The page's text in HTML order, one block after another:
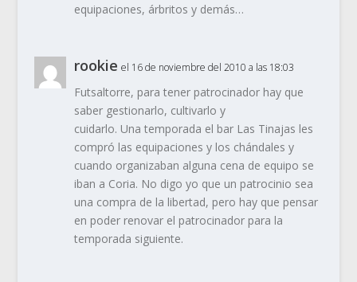
equipaciones, árbritos y demás…
rookie el 16 de noviembre del 2010 a las 18:03
Futsaltorre, para tener patrocinador hay que
saber gestionarlo, cultivarlo y
cuidarlo. Una temporada el bar Las Tinajas les
compró las equipaciones y los chándales y
cuando organizaban alguna cena de equipo se
iban a Coria. No digo yo que un patrocinio sea
una compra de la libertad, pero hay que pensar
en poder renovar el patrocinador para la
temporada siguiente.